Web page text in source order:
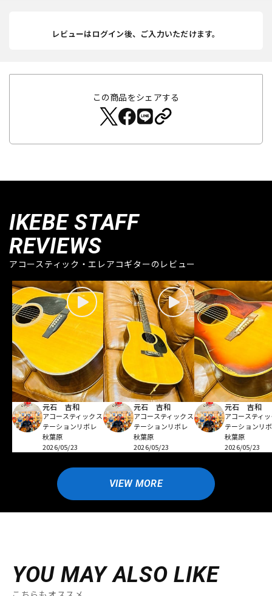
レビューはログイン後、ご入力いただけます。
この商品をシェアする
IKEBE STAFF
REVIEWS
アコースティック・エレアコギターのレビュー
元石 吉和
アコースティックス
テーションリボレ
秋葉原
2026/05/23
元石 吉和
アコースティックス
テーションリボレ
秋葉原
2026/05/23
元石 吉和
アコースティ
テーションリ
秋葉原
2026/05/23
VIEW MORE
YOU MAY ALSO LIKE